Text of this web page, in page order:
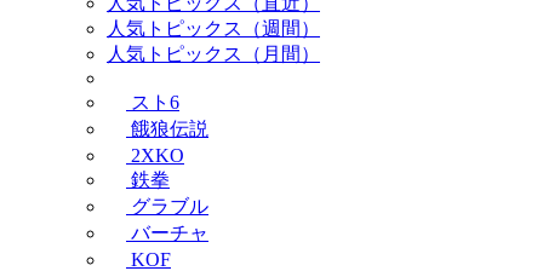
人気トピックス（週間）
人気トピックス（月間）
スト6
餓狼伝説
2XKO
鉄拳
グラブル
バーチャ
KOF